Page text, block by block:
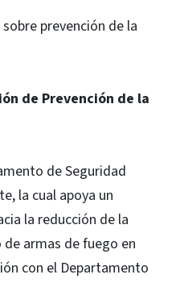
prevención de la
de Prevención de la
de Seguridad
la cual apoya un
la reducción de la
armas de fuego en
con el Departamento